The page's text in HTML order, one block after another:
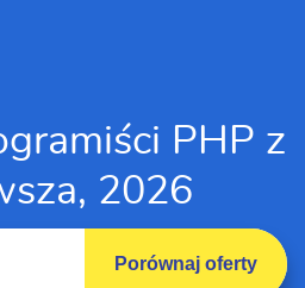
PHP z
2026
Porównaj oferty